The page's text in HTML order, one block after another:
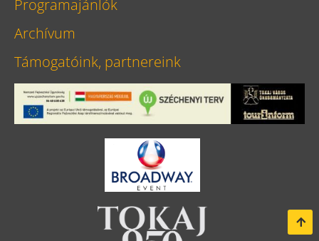
Programajánlók
Archívum
Támogatóink, partnereink